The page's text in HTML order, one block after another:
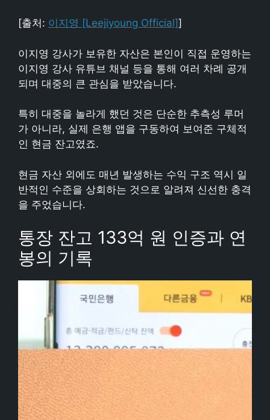
[출처: 이지영 [Leejiyoung Official]]
이지영 강사가 보유한 자산은 본인이 직접 운영하는
이지영 강사 유튜브 채널 등을 통해 여러 차례 공개
되며 대중의 큰 관심을 받았습니다.
특히 대중을 놀라게 했던 것은 단순한 추측성 루머
가 아니라, 실제 은행 앱을 구동하여 보여준 구체적
인 현금 잔고였죠.
현금 자산 외에도 매년 발생하는 수익 구조 역시 일
반적인 수준을 상회하는 것으로 알려져 신선한 충격
을 주었습니다.
통장 잔고 133억 원 인증과 연
봉의 기록